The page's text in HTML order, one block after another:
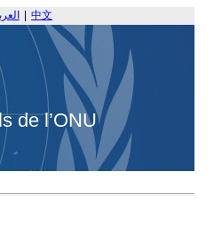
中文
de l’ONU